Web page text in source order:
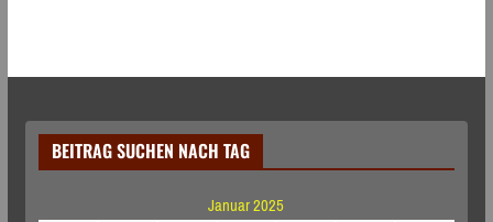
BEITRAG SUCHEN NACH TAG
Januar 2025